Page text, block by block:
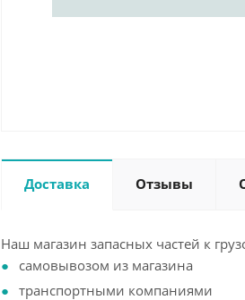
Доставка Отзывы
Наш магазин запасных частей к
самовывозом из магазина
транспортными компаниями